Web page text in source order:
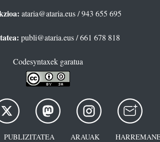
ataria@ataria.eus/ 943 655 695
publi@ataria.eus/ 661 678 818
Codesyntaxek garatua
PUBLIZITATEA ARAUAK